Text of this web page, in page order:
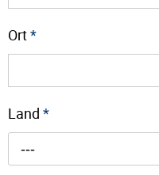
Ort*
Land *
---